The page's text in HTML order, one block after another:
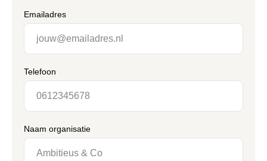
Emailadres
Telefoon
Naam organisatie